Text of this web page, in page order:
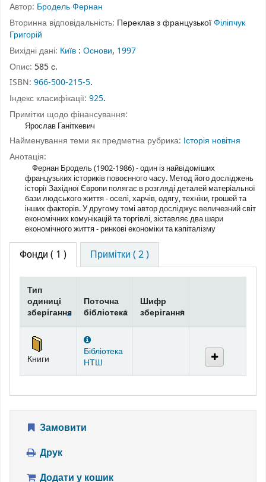
Автор: Бродель Фернан
Вторинна відповідальність: Переклав з французькоїФіліпчук
Григорій
Вихідні дані: Київ : Основи, 1997
Опис: 585 с.
ISBN: 966-500-215-5.
Індекс класифікації: 925.
Примітки щодо фінансування:
Ярослав Ганіткевич
Найменування теми як предметна рубрика: Історія новітня
Анотація:
Фернан Бродель (1902-1986) - один із найвідоміших
французьких істориків повоєнного часу. Метод його досліджень
історії Західної Європи полягає в розгляді деталей матеріальної
бази людського життя - оселі, харчів, одягу, техніки, грошей та
інших факторів. У другому томі автор досліджує величезний світ
економічних комунікацій та торгівлі, зіставляє два шари
економічного життя - ринкові економіки та капіталізму
Фонди ( 1 ) Примітки ( 2 )
Фонди
Тип
одиниці
зберігання
Поточна
бібліотека
Шифр
зберігання
Книги
Бібліотека
НТШ
Замовити
Друк
Додати у кошик